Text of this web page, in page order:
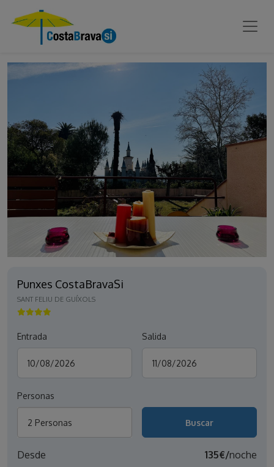
Punxes CostaBravaSi
SANT FELIU DE GUÍXOLS
Entrada Salida
Personas
2 Personas
Desde 135€/noche